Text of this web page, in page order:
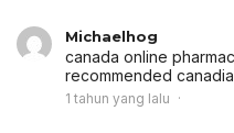
Michaelhog
canada online
recommended
1 tahun yang lalu